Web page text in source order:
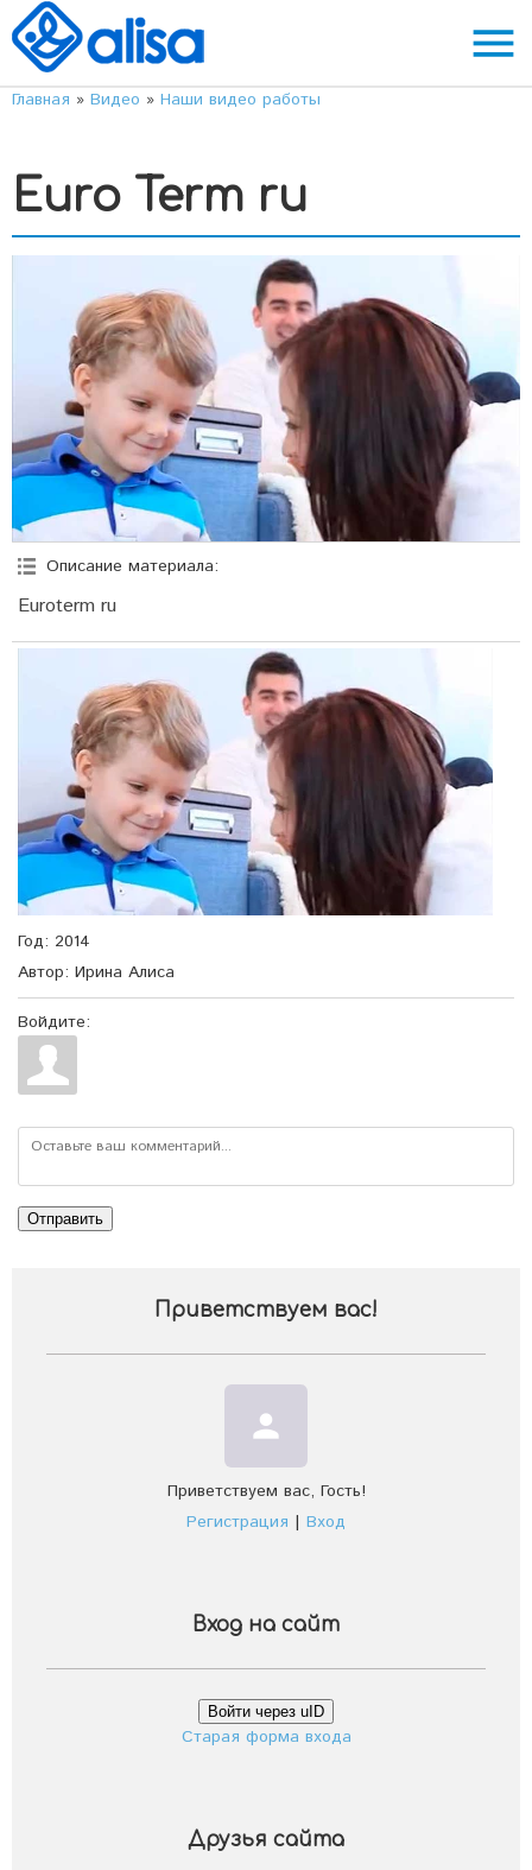
menu
Главная » Видео » Наши видео работы
Euro Term ru
Описание материала:
Euroterm ru
Год: 2014
Автор: Ирина Алиса
Войдите:
Отправить
Приветствуем вас!
person
Приветствуем вас, Гость!
Регистрация | Вход
Вход на сайт
Войти через uID
Старая форма входа
Друзья сайта